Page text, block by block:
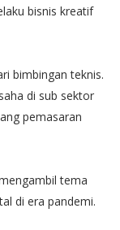
bisnis kreatif
bimbingan teknis.
di sub sektor
pemasaran
tema
di era pandemi.